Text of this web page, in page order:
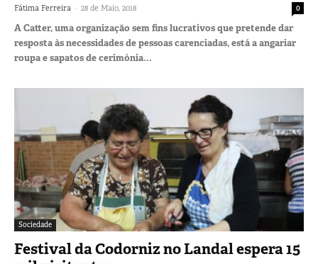
Fátima Ferreira - 28 de Maio, 2018 0
A Catter, uma organização sem fins lucrativos que pretende dar
resposta às necessidades de pessoas carenciadas, está a angariar
roupa e sapatos de cerimónia...
Sociedade
Festival da Codorniz no Landal espera 15